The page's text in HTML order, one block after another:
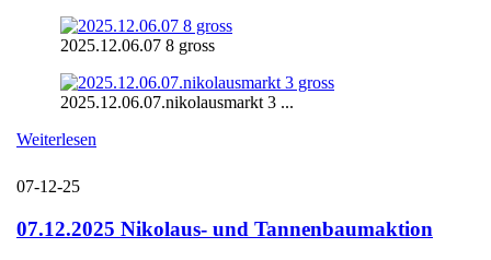
2025.12.06.07 8 gross
2025.12.06.07.nikolausmarkt 3 ...
Weiterlesen
07-12-25
07.12.2025 Nikolaus- und Tannenbaumaktion